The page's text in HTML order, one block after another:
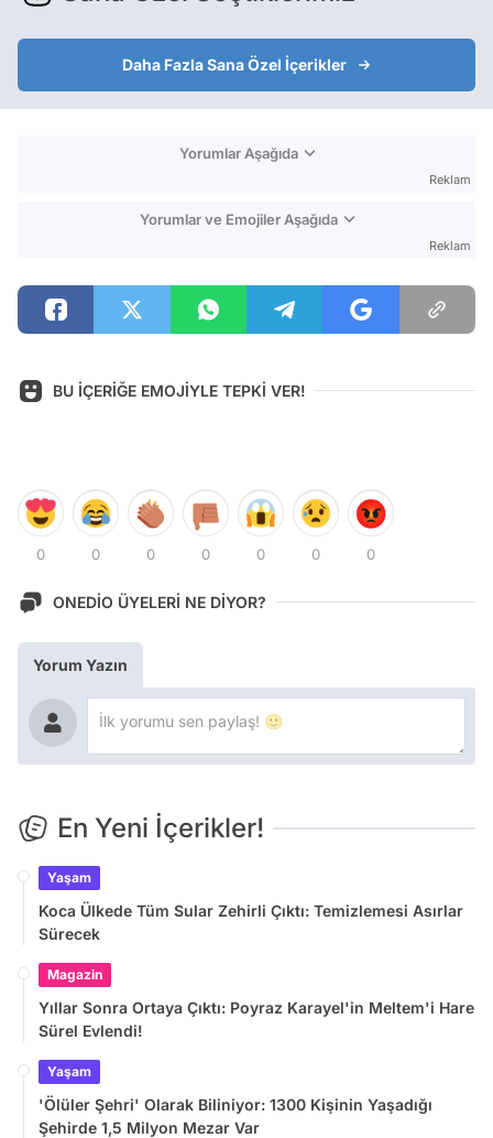
Daha Fazla Sana Özel İçerikler
Yorumlar Aşağıda
Reklam
Yorumlar ve Emojiler Aşağıda
Reklam
BU İÇERİĞE EMOJİYLE TEPKİ VER!
0 0 0 0 0 0 0
ONEDİO ÜYELERİ NE DİYOR?
Yorum Yazın
En Yeni İçerikler!
Yaşam
Koca Ülkede Tüm Sular Zehirli Çıktı: Temizlemesi Asırlar
Sürecek
Magazin
Yıllar Sonra Ortaya Çıktı: Poyraz Karayel'in Meltem'i Hare
Sürel Evlendi!
Yaşam
'Ölüler Şehri' Olarak Biliniyor: 1300 Kişinin Yaşadığı
Şehirde 1,5 Milyon Mezar Var